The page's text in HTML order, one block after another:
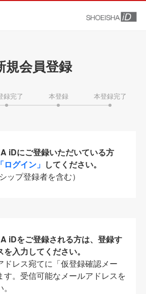
規会員登録
録完了 本登録 本登録完了
iDにご登録いただいている方
「ログイン」 してください。
ップ登録者を含む）
iDをご登録される方は、登録す
入力してください。
ドレス宛てに「仮登録確認メー
す。受信可能なメールアドレスを